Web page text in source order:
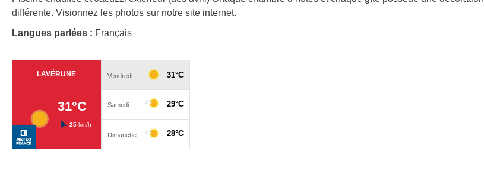
différente. Visionnez les photos sur notre site internet.
Langues parlées : Français